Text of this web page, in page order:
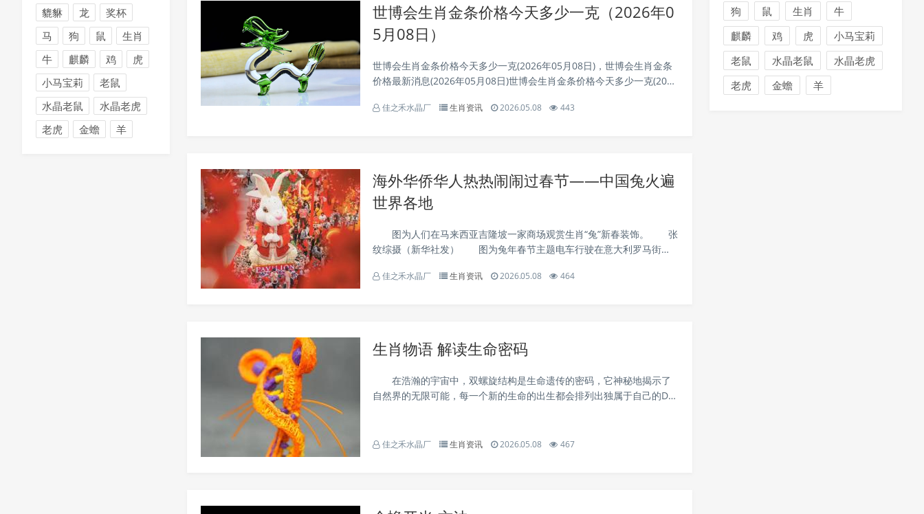
貔貅 龙
奖杯
马
狗 鼠
生肖
牛
麒麟 鸡
虎
小马宝莉
老鼠
水晶老鼠
水晶老虎
老虎
金蟾 羊
世博会生肖金条价格今天多少一克（2026年0
5月08日）
世博会生肖金条价格今天多少一克(2026年05月08日)，世博会生肖金条
价格最新消息(2026年05月08日)世博会生肖金条价格今天多少一克(2026
0元/克涨以上世...
佳之禾水晶厂 生肖资讯 2026.05.08 443
海外华侨华人热热闹闹过春节——中国兔火遍
世界各地
图为人们在马来西亚吉隆坡一家商场观赏生肖“兔”新春装饰。 张
纹综摄（新华社发） 图为兔年春节主题电车行驶在意大利罗马街
生肖邮票发行仪式上，邮票设计者陈江洪展示兔年生肖...
佳之禾水晶厂 生肖资讯 2026.05.08 464
生肖物语 解读生命密码
在浩瀚的宇宙中，双螺旋结构是生命遗传的密码，它神秘地揭示了
自然界的无限可能，每一个新的生命的出生都会排列出独属于自己的DN
佳之禾水晶厂 生肖资讯 2026.05.08 467
狗
鼠 生肖
牛
麒麟
鸡 虎
小马宝莉
老鼠
水晶老鼠
水晶老虎
老虎
金蟾 羊